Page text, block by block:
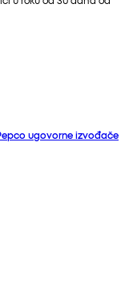
ugovorne izvođače